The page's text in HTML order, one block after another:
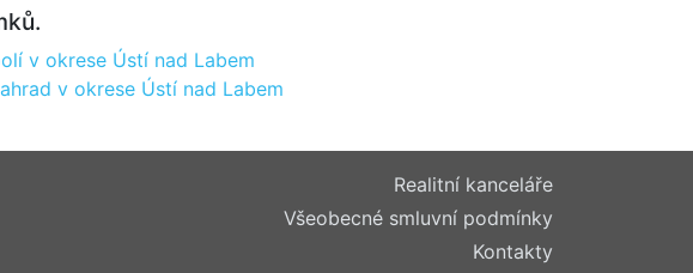
v okrese Ústí nad Labem
v okrese Ústí nad Labem
Realitní kanceláře
Všeobecné smluvní podmínky
Kontakty